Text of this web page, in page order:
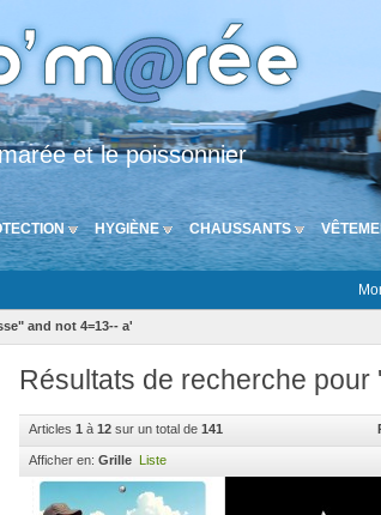
et le poissonnier
HYGIÈNE CHAUSSANTS
and not 4=13-- a'
Résultats de recherche
Articles 1 à 12 sur un total de 141
Afficher en: Grille Liste